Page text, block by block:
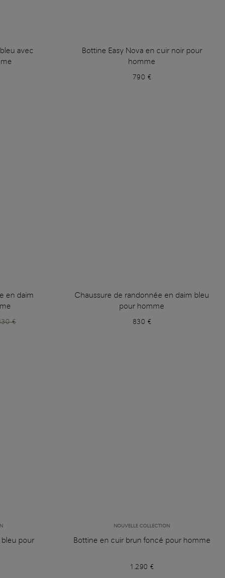
avec
Bottine Easy Nova en cuir noir pour
homme
790 €
en daim
€
Chaussure de randonnée en daim bleu
pour homme
830 €
pour
NOUVELLE COLLECTION
Bottine en cuir brun foncé pour homme
1.290 €